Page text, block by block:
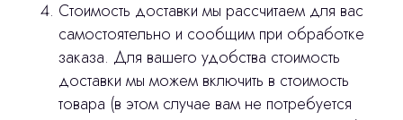
Стоимость доставки мы рассчитаем для вас
самостоятельно и сообщим при обработке
заказа. Для вашего удобства стоимость
доставки мы можем включить в стоимость
товара (в этом случае вам не потребуется